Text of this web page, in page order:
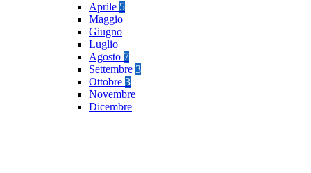
Aprile 5
Maggio
Giugno
Luglio
Agosto 7
Settembre 3
Ottobre 3
Novembre
Dicembre